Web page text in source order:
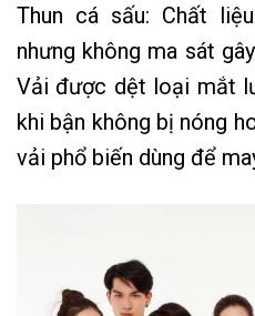
Thun cá sấu: Chất
nhưng không ma sát
Vải được dệt loại mắt
khi bận không bị nóng
vải phổ biến dùng để